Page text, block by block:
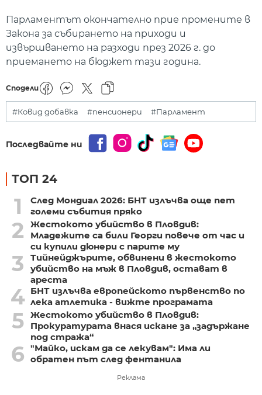
Парламентът окончателно прие промените в
Закона за събирането на приходи и
извършването на разходи през 2026 г. до
приемането на бюджет тази година.
Сподели
#Ковид добавка #пенсионери #Парламент
Последвайте ни
ТОП 24
1
След Мондиал 2026: БНТ излъчва още пет
големи събития пряко
2
Жестокото убийство в Пловдив:
Младежите са били Георги повече от час и
си купили дюнери с парите му
3
Тийнейджърите, обвинени в жестокото
убийство на мъж в Пловдив, остават в
ареста
4 БНТ излъчва европейското първенство по
лека атлетика - вижте програмата
5 Жестокото убийство в Пловдив:
Прокуратурата внася искане за „задържане
под стража“
6 "Майко, искам да се лекувам": Има ли
обратен път след фентанила
Реклама